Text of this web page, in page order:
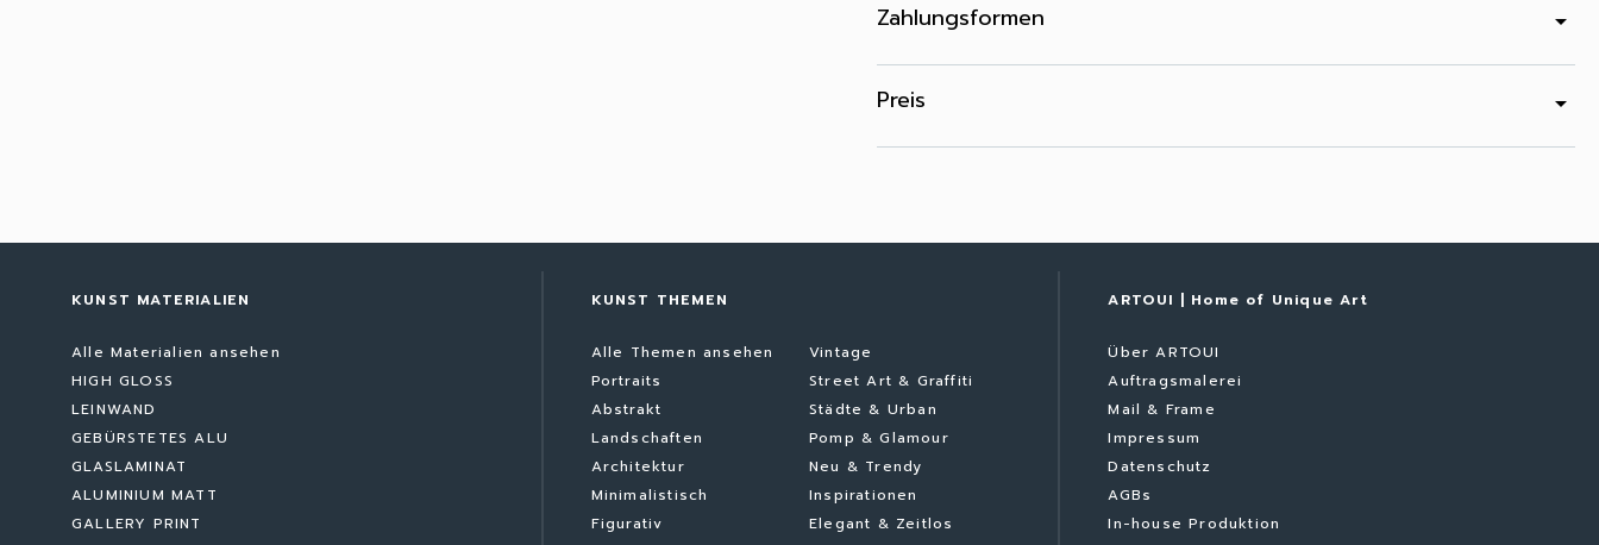
Zahlungsformen arrow_drop_down
Preis arrow_drop_down
KUNST MATERIALIEN
Alle Materialien ansehen
HIGH GLOSS
LEINWAND
GEBÜRSTETES ALU
GLASLAMINAT
ALUMINIUM MATT
GALLERY PRINT
KUNST THEMEN
Alle Themen ansehen
Portraits
Abstrakt
Landschaften
Architektur
Minimalistisch
Figurativ
Vintage
Street Art & Graffiti
Städte & Urban
Pomp & Glamour
Neu & Trendy
Inspirationen
Elegant & Zeitlos
ARTOUI | Home of Unique Art
Über ARTOUI
Auftragsmalerei
Mail & Frame
Impressum
Datenschutz
AGBs
In-house Produktion